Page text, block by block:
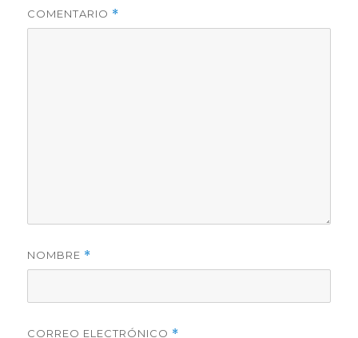
COMENTARIO *
NOMBRE *
CORREO ELECTRÓNICO *